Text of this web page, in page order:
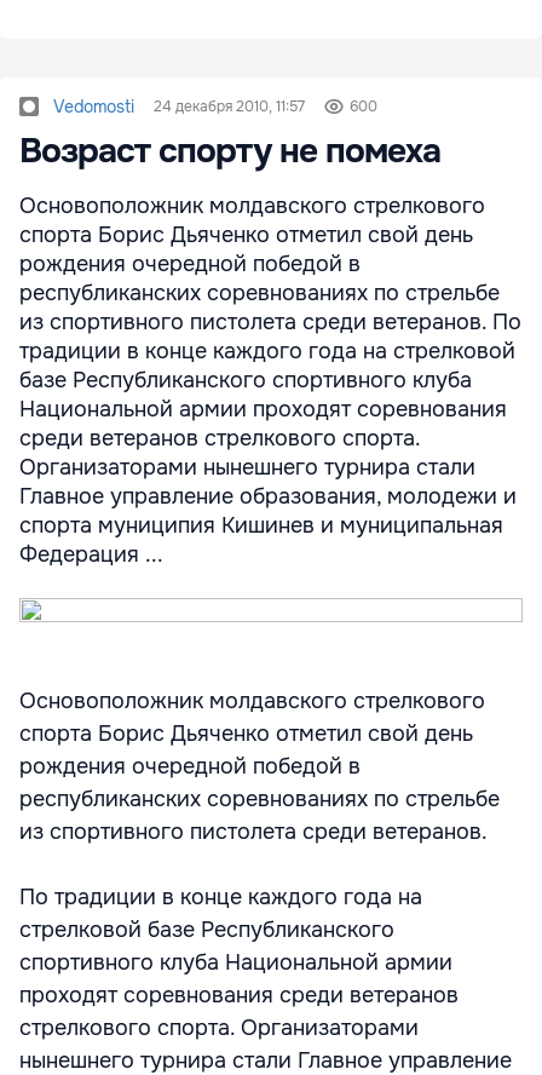
Vedomosti 24 декабря 2010, 11:57 600
Возраст спорту не помеха
Основоположник молдавского стрелкового
спорта Борис Дьяченко отметил свой день
рождения очередной победой в
республиканских соревнованиях по стрельбе
из спортивного пистолета среди ветеранов. По
традиции в конце каждого года на стрелковой
базе Республиканского спортивного клуба
Национальной армии проходят соревнования
среди ветеранов стрелкового спорта.
Организаторами нынешнего турнира стали
Главное управление образования, молодежи и
спорта муниципия Кишинев и муниципальная
Федерация ...
Основоположник молдавского стрелкового
спорта Борис Дьяченко отметил свой день
рождения очередной победой в
республиканских соревнованиях по стрельбе
из спортивного пистолета среди ветеранов.
По традиции в конце каждого года на
стрелковой базе Республиканского
спортивного клуба Национальной армии
проходят соревнования среди ветеранов
стрелкового спорта. Организаторами
нынешнего турнира стали Главное управление